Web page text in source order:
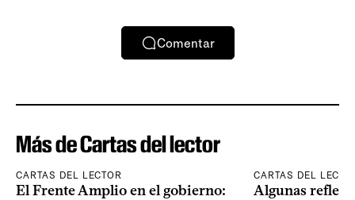
Comentar
Más de Cartas del lector
CARTAS DEL LECTOR
El Frente Amplio en el gobierno:
CARTAS DEL
Algunas